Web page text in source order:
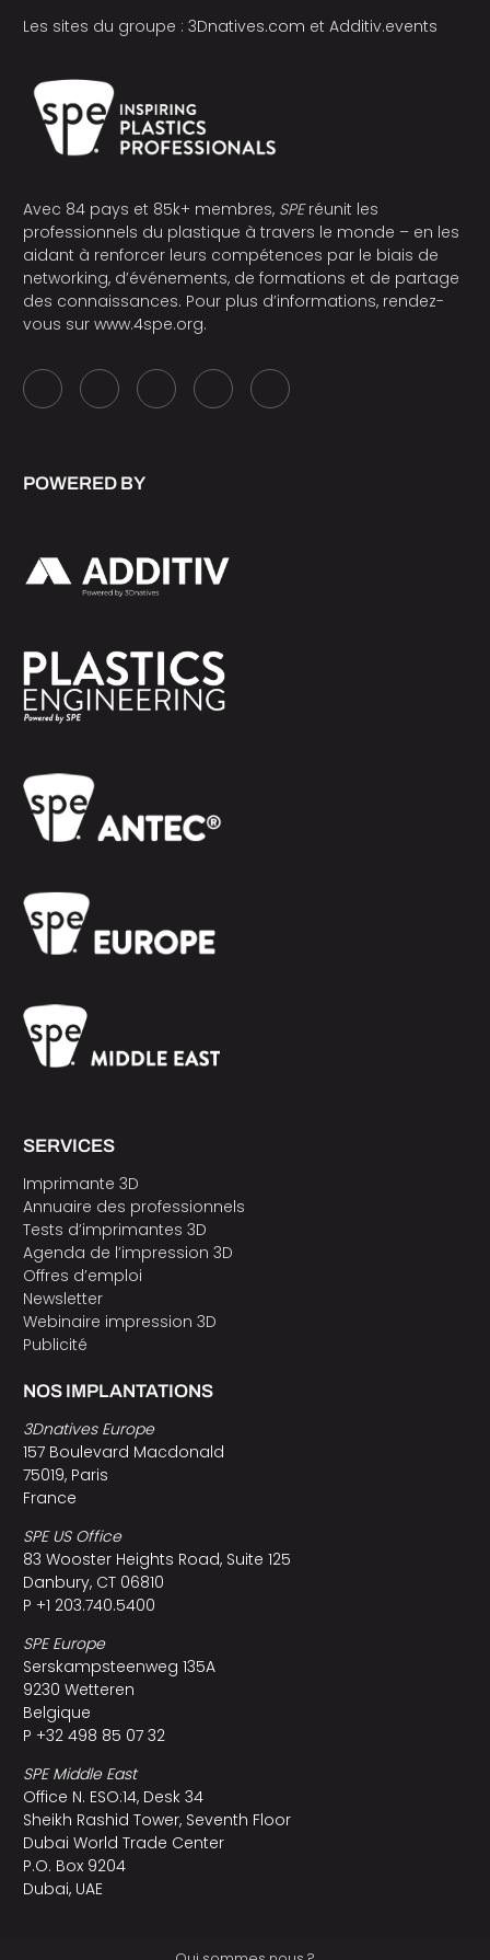
Les sites du groupe : 3Dnatives.com et Additiv.events
Avec 84 pays et 85k+ membres, SPEréunit les
professionnels du plastique à travers le monde – en les
aidant à renforcer leurs compétences par le biais de
networking, d’événements, de formations et de partage
des connaissances. Pour plus d’informations, rendez-
vous sur www.4spe.org.
POWERED BY
SERVICES
Imprimante 3D
Annuaire des professionnels
Tests d’imprimantes 3D
Agenda de l’impression 3D
Offres d’emploi
Newsletter
Webinaire impression 3D
Publicité
NOS IMPLANTATIONS
3Dnatives Europe
157 Boulevard Macdonald
75019, Paris
France
SPE US Office
83 Wooster Heights Road, Suite 125
Danbury, CT 06810
P +1 203.740.5400
SPE Europe
Serskampsteenweg 135A
9230 Wetteren
Belgique
P +32 498 85 07 32
SPE Middle East
Office N. ESO:14, Desk 34
Sheikh Rashid Tower, Seventh Floor
Dubai World Trade Center
P.O. Box 9204
Dubai, UAE